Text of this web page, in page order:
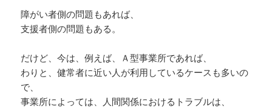
硝子のハートですから、
彼等を手玉に取れるぐらいに、
指摘すれば、暴言、
暴力に訴えるかもしれません。
障がい者側の問題もあれば、
支援者側の問題もある。
だけど、今は、例えば、Ａ型事業所であれば、
わりと、健常者に近い人が利用しているケースも多いの
で、
事業所によっては、人間関係におけるトラブルは、